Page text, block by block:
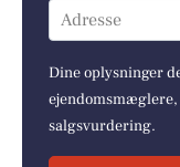
Adresse
Dine oplysninger
ejendomsmæglere,
salgsvurdering.